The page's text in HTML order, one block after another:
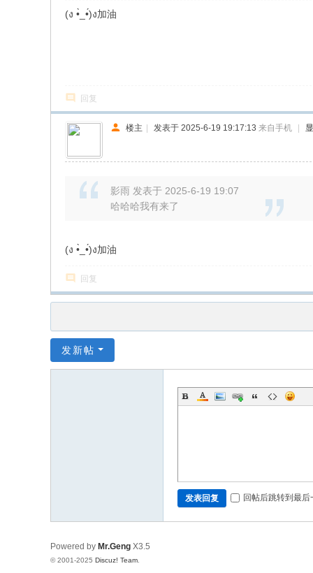
(ง •̀_•́)ง加油
回复
楼主 | 发表于 2025-6-19 19:17:13 来自手机 |
影雨 发表于 2025-6-19 19:07
哈哈哈我有来了
(ง •̀_•́)ง加油
回复
发新帖
发表回复 回帖后跳转到最后
Powered by Mr.Geng X3.5
© 2001-2025 Discuz! Team